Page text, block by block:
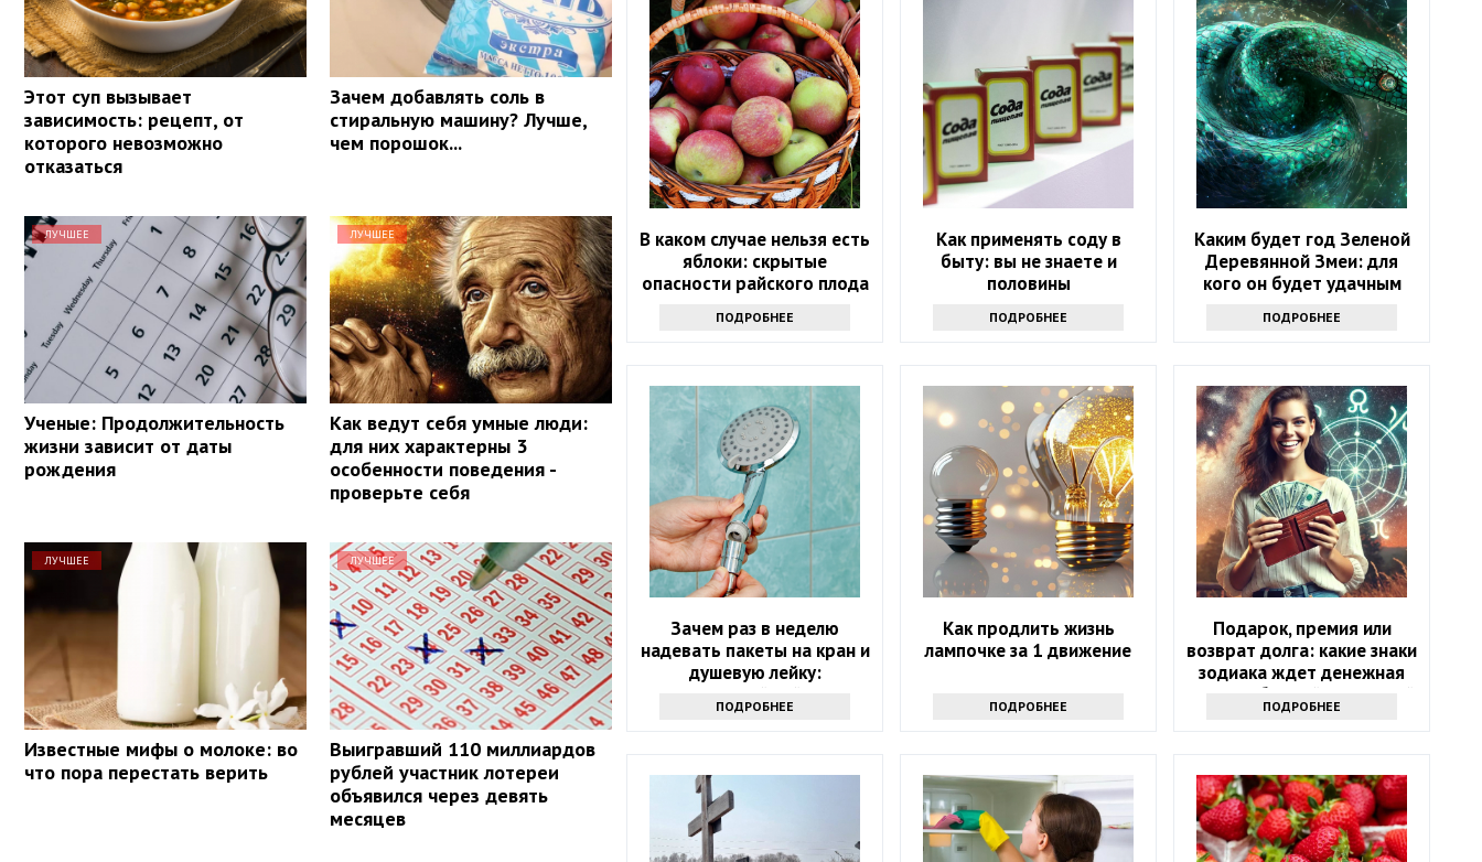
Этот суп вызывает
зависимость: рецепт, от
которого невозможно
отказаться
Зачем добавлять соль в
стиральную машину? Лучше,
чем порошок...
ЛУЧШЕЕ
Ученые: Продолжительность
жизни зависит от даты
рождения
ЛУЧШЕЕ
Как ведут себя умные люди:
для них характерны 3
особенности поведения -
проверьте себя
ЛУЧШЕЕ
Известные мифы о молоке: во
что пора перестать верить
ЛУЧШЕЕ
Выигравший 110 миллиардов
рублей участник лотереи
объявился через девять
месяцев
В каком случае нельзя есть
яблоки: скрытые
опасности райского плода
ПОДРОБНЕЕ
Как применять соду в
быту: вы не знаете и
половины
ПОДРОБНЕЕ
Каким будет год Зеленой
Деревянной Змеи: для
кого он будет удачным
ПОДРОБНЕЕ
Зачем раз в неделю
надевать пакеты на кран и
душевую лейку:
интересный лайфхак
ПОДРОБНЕЕ
Как продлить жизнь
лампочке за 1 движение
ПОДРОБНЕЕ
Подарок, премия или
возврат долга: какие знаки
зодиака ждет денежная
удача в ближайшие 5 дней
ПОДРОБНЕЕ